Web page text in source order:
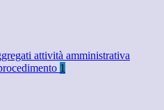
attività amministrativa
1